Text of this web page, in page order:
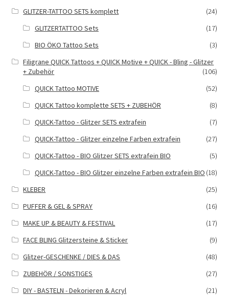
GLITZER-TATTOO SETS komplett
(24)
GLITZERTATTOO Sets
(17)
BIO ÖKO Tattoo Sets
(3)
Filigrane QUICK Tattoos + QUICK Motive + QUICK - Bling - Glitzer
+ Zubehör
(106)
QUICK Tattoo MOTIVE
(52)
QUICK Tattoo komplette SETS + ZUBEHÖR
(8)
QUICK-Tattoo - Glitzer SETS extrafein
(7)
QUICK-Tattoo - Glitzer einzelne Farben extrafein
(27)
QUICK-Tattoo - BIO Glitzer SETS extrafein BIO
(5)
QUICK-Tattoo - BIO Glitzer einzelne Farben extrafein BIO (18)
KLEBER
(25)
PUFFER & GEL & SPRAY
(16)
MAKE UP & BEAUTY & FESTIVAL
(17)
FACE BLING Glitzersteine & Sticker
(9)
Glitzer-GESCHENKE / DIES & DAS
(48)
ZUBEHÖR / SONSTIGES
(27)
DIY - BASTELN - Dekorieren & Acryl
(21)